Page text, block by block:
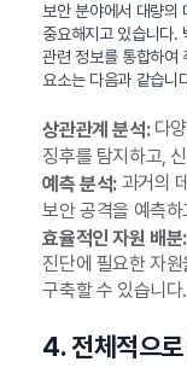
보안 분야에서 대량의
중요해지고 있습니다.
관련 정보를 통합하여
요소는 다음과 같습니
상관관계 분석:다
징후를 탐지하고,
예측 분석:과거의
보안 공격을 예측
효율적인 자원 배분:
진단에 필요한 자
구축할 수 있습니다.
4. 전체적으